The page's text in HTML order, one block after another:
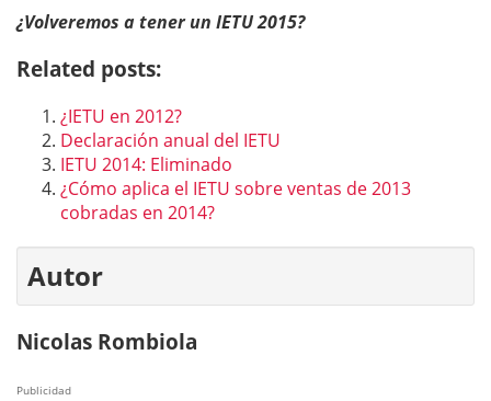
¿Volveremos a tener un IETU 2015?
Related posts:
¿IETU en 2012?
Declaración anual del IETU
IETU 2014: Eliminado
¿Cómo aplica el IETU sobre ventas de 2013
cobradas en 2014?
Autor
Nicolas Rombiola
Publicidad